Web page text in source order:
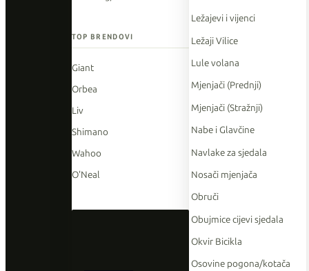
TOP BRENDOVI
Giant
Orbea
Liv
Shimano
Wahoo
O'Neal
Ležajevi i vijenci
Ležaji Vilice
Lule volana
Mjenjači (Prednji)
Mjenjači (Stražnji)
Nabe i Glavčine
Navlake za sjedala
Nosači mjenjača
Obruči
Obujmice cijevi sjedala
Okvir Bicikla
Osovine pogona/kotača